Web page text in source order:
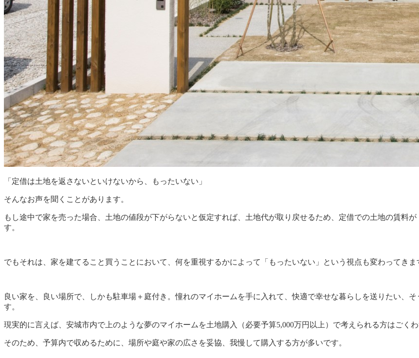
「定借は土地を返さないといけないから、もったいない」
そんなお声を聞くことがあります。
もし途中で家を売った場合、土地の値段が下がらないと仮定すれば、土地代が取り戻せるため、定借での土地の賃料
す。
でもそれは、家を建てること買うことにおいて、何を重視するかによって「もったいない」という視点も変わってきま
良い家を、良い場所で、しかも駐車場＋庭付き。憧れのマイホームを手に入れて、快適で幸せな暮らしを送りたい、
す。
現実的に言えば、安城市内で上のような夢のマイホームを土地購入（必要予算5,000万円以上）で考えられる方はごくわ
そのため、予算内で収めるために、場所や庭や家の広さを妥協、我慢して購入する方が多いです。